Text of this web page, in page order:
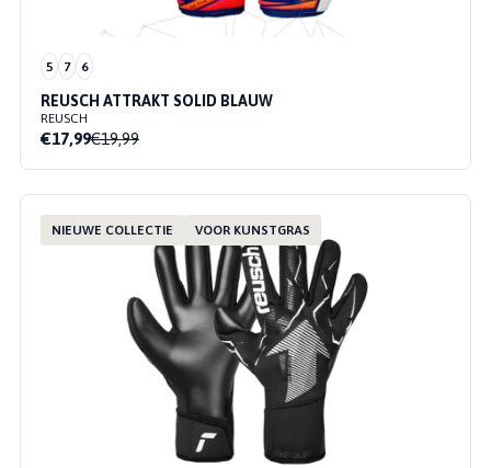
5 7 6
REUSCH ATTRAKT SOLID BLAUW
REUSCH
€17,99€19,99
NIEUWE COLLECTIE VOOR KUNSTGRAS